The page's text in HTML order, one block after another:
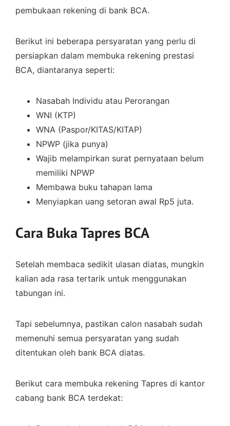
pembukaan rekening di bank BCA.
Berikut ini beberapa persyaratan yang perlu di
persiapkan dalam membuka rekening prestasi
BCA, diantaranya seperti:
Nasabah Individu atau Perorangan
WNI (KTP)
WNA (Paspor/KITAS/KITAP)
NPWP (jika punya)
Wajib melampirkan surat pernyataan belum
memiliki NPWP
Membawa buku tahapan lama
Menyiapkan uang setoran awal Rp5 juta.
Cara Buka Tapres BCA
Setelah membaca sedikit ulasan diatas, mungkin
kalian ada rasa tertarik untuk menggunakan
tabungan ini.
Tapi sebelumnya, pastikan calon nasabah sudah
memenuhi semua persyaratan yang sudah
ditentukan oleh bank BCA diatas.
Berikut cara membuka rekening Tapres di kantor
cabang bank BCA terdekat: